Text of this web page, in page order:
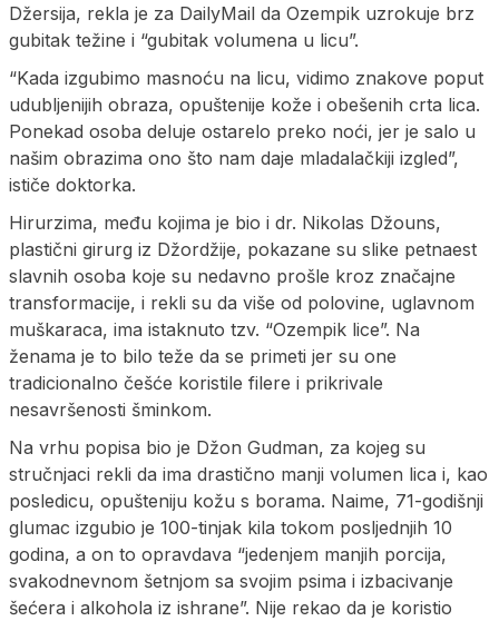
Džersija, rekla je za DailyMail da Ozempik uzrokuje brz
gubitak težine i “gubitak volumena u licu”.
“Kada izgubimo masnoću na licu, vidimo znakove poput
udubljenijih obraza, opuštenije kože i obešenih crta lica.
Ponekad osoba deluje ostarelo preko noći, jer je salo u
našim obrazima ono što nam daje mladalačkiji izgled”,
ističe doktorka.
Hirurzima, među kojima je bio i dr. Nikolas Džouns,
plastični girurg iz Džordžije, pokazane su slike petnaest
slavnih osoba koje su nedavno prošle kroz značajne
transformacije, i rekli su da više od polovine, uglavnom
muškaraca, ima istaknuto tzv. “Ozempik lice”. Na
ženama je to bilo teže da se primeti jer su one
tradicionalno češće koristile filere i prikrivale
nesavršenosti šminkom.
Na vrhu popisa bio je Džon Gudman, za kojeg su
stručnjaci rekli da ima drastično manji volumen lica i, kao
posledicu, opušteniju kožu s borama. Naime, 71-godišnji
glumac izgubio je 100-tinjak kila tokom posljednjih 10
godina, a on to opravdava “jedenjem manjih porcija,
svakodnevnom šetnjom sa svojim psima i izbacivanje
šećera i alkohola iz ishrane”. Nije rekao da je koristio